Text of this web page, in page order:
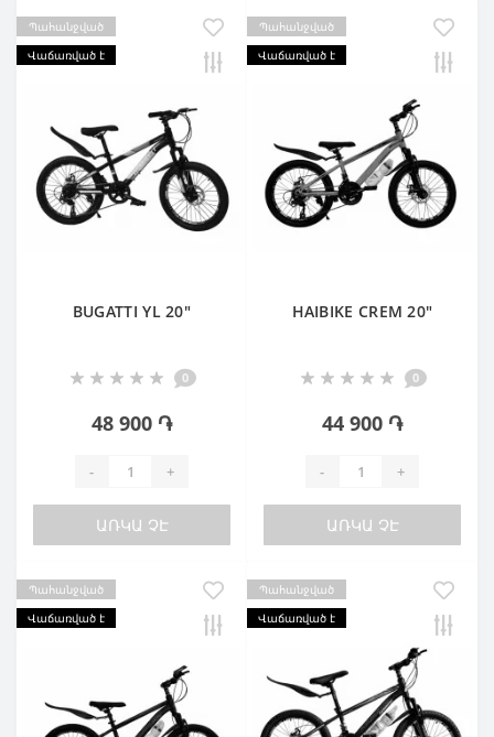
Պահանջված
Վաճառված է
BUGATTI YL 20"
0
48 900 ֏
- +
ԱՌԿԱ ՉԷ
Պահանջված
Վաճառված է
HAIBIKE CREM 20"
0
44 900 ֏
- +
ԱՌԿԱ ՉԷ
Պահանջված
Վաճառված է
Պահանջված
Վաճառված է